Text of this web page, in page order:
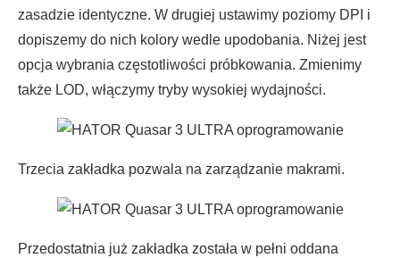
zasadzie identyczne. W drugiej ustawimy poziomy DPI i
dopiszemy do nich kolory wedle upodobania. Niżej jest
opcja wybrania częstotliwości próbkowania. Zmienimy
także LOD, włączymy tryby wysokiej wydajności.
Trzecia zakładka pozwala na zarządzanie makrami.
Przedostatnia już zakładka została w pełni oddana